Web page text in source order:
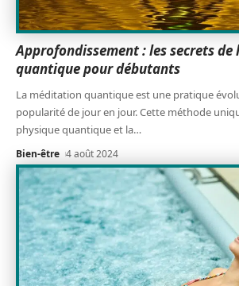
Approfondissement : les secrets
quantique pour débutants
La méditation quantique est une pratique
popularité de jour en jour. Cette méthode
physique quantique et la…
Bien-être 4 août 2024